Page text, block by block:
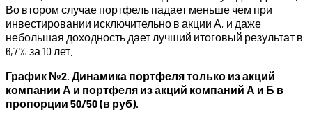
Во втором случае портфель падает меньше чем при
инвестировании исключительно в акции А, и даже
небольшая доходность дает лучший итоговый результат в
6,7% за 10 лет.
График №2. Динамика портфеля только из акций
компании А и портфеля из акций компаний А и Б в
пропорции 50/50 (в руб).